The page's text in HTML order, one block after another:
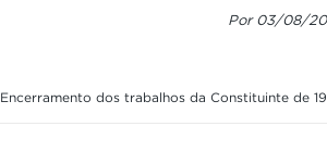
Por 03/08/
Encerramento dos trabalhos da Constituinte de